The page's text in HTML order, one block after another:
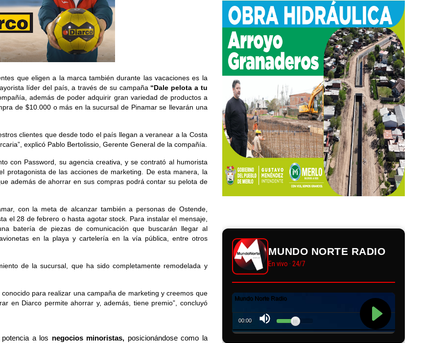
que eligen a la marca también durante las vacaciones es la
líder del país, a través de su campaña “Dale pelota a tu
además de poder adquirir gran variedad de productos a
de $10.000 o más en la sucursal de Pinamar se llevarán una
clientes que desde todo el país llegan a veranear a la Costa
explicó Pablo Bertolissio, Gerente General de la compañía.
con Password, su agencia creativa, y se contrató al humorista
protagonista de las acciones de marketing. De esta manera, la
además de ahorrar en sus compras podrá contar su pelota de
con la meta de alcanzar también a personas de Ostende,
el 28 de febrero o hasta agotar stock. Para instalar el mensaje,
batería de piezas de comunicación que buscarán llegar al
en la playa y cartelería en la vía pública, entre otros
de la sucursal, que ha sido completamente remodelada y
para realizar una campaña de marketing y creemos que
en Diarco permite ahorrar y, además, tiene premio”, concluyó
a los negocios minoristas,
posicionándose como la
MUNDO NORTE RADIO
En vivo · 24/7